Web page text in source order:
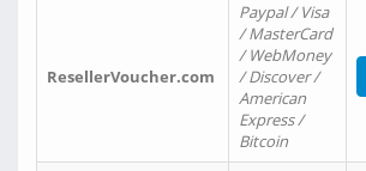
ResellerVoucher.com
Paypal / Visa
/ MasterCard
/ WebMoney
/ Discover /
American
Express /
Bitcoin